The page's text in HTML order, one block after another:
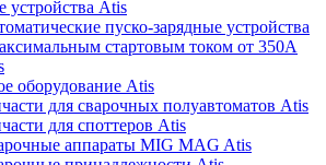
устройства Atis
пуско-зарядные устройства
стартовым током от 350А
оборудование Atis
для сварочных полуавтоматов Atis
для споттеров Atis
аппараты MIG MAG Atis